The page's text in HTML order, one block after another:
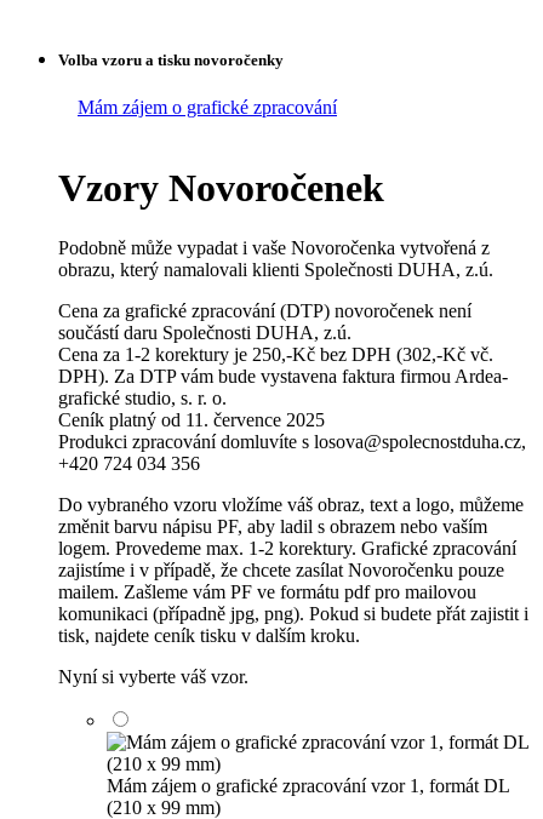
Volba vzoru a tisku novoročenky
Mám zájem o grafické zpracování
Vzory Novoročenek
Podobně může vypadat i vaše Novoročenka vytvořená z
obrazu, který namalovali klienti Společnosti DUHA, z.ú.
Cena za grafické zpracování (DTP) novoročenek není
součástí daru Společnosti DUHA, z.ú.
Cena za 1-2 korektury je 250,-Kč bez DPH (302,-Kč vč.
DPH). Za DTP vám bude vystavena faktura firmou Ardea-
grafické studio, s. r. o.
Ceník platný od 11. července 2025
Produkci zpracování domluvíte s losova@spolecnostduha.cz,
+420 724 034 356
Do vybraného vzoru vložíme váš obraz, text a logo, můžeme
změnit barvu nápisu PF, aby ladil s obrazem nebo vaším
logem. Provedeme max. 1-2 korektury. Grafické zpracování
zajistíme i v případě, že chcete zasílat Novoročenku pouze
mailem. Zašleme vám PF ve formátu pdf pro mailovou
komunikaci (případně jpg, png). Pokud si budete přát zajistit i
tisk, najdete ceník tisku v dalším kroku.
Nyní si vyberte váš vzor.
Mám zájem o grafické zpracování vzor 1, formát DL
(210 x 99 mm)